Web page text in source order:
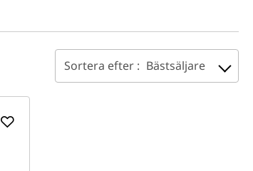
Sortera efter : Bästsäljare